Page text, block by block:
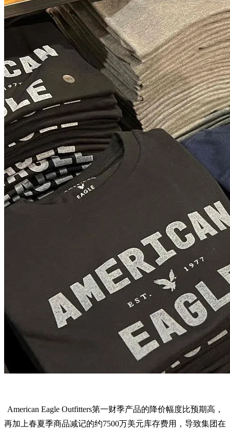
American Eagle Outfitters第一财季产品的降价幅度比预期高，
再加上春夏季商品减记的约7500万美元库存费用，导致集团在